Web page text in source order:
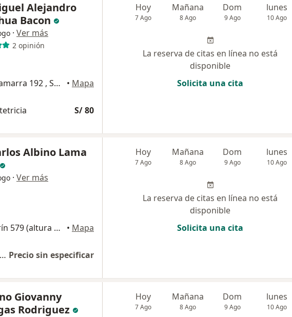
Alejandro
Bacon
· Ver más
2 opinión
calle Mariscal Agustin Gamarra 192 , San Miguel, Jesús María • Mapa
S/ 80
Hoy
7 Ago
Mañana
8 Ago
Dom
9 Ago
lunes
10 Ago
La reserva de citas en línea no está
disponible
Solicita una cita
Albino Lama
· Ver más
calle Pedro Torres Malarín 579 (altura de la cuadra 9 de la avenida la marina, Mercado Indio con grifo primax), Pueblo Libre • Mapa
Visita Ginecología y Obstetricia Precio sin especificar
Hoy
7 Ago
Mañana
8 Ago
Dom
9 Ago
lunes
10 Ago
La reserva de citas en línea no está
disponible
Solicita una cita
Giovanny
Rodriguez
Hoy
7 Ago
Mañana
8 Ago
Dom
9 Ago
lunes
10 Ago